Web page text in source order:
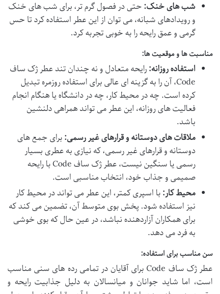
شب های خنک: حتی در فصول گرم تر، برای شب های خنک
و رویدادهای شبانه، می توان از این عطر استفاده کرد تا حس
گرمی و عمق رایحه را به خوبی تجربه کرد.
مناسبت ها و موقعیت ها:
استفاده روزانه:رایحه متعادل و نه چندان تند عطر ژک ساف
Code، آن را به گزینه ای عالی برای استفاده روزمره تبدیل
کرده است. چه در محیط کار، چه در دانشگاه یا هنگام انجام
فعالیت های روزانه، این عطر می تواند همراهی دلنشین
باشد.
ملاقات های دوستانه و قرارهای غیر رسمی: برای جمع های
دوستانه و قرارهای غیر رسمی، که نیازی به عطری بسیار
رسمی یا سنگین نیست، عطر ژک ساف Code با رایحه
صمیمی و جذاب خود، انتخاب مناسبی است.
محیط کار: با اسپری کمتر، این عطر می تواند در محیط کار
نیز استفاده شود. پخش بوی متوسط آن، تضمین می کند که
برای همکاران آزاردهنده نباشد، در عین حال که بوی خوشی
به فرد می دهد.
سن مناسب برای استفاده:
عطر ژک ساف Code برای آقایان در تمامی رده های سنی مناسب
است، اما شاید جوانان و میانسالان به دلیل جذابیت رایحه و